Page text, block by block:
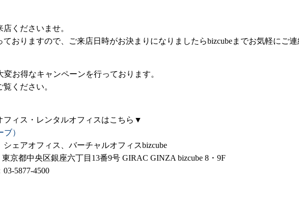
くださいませ。
ておりますので、ご来店日時がお決まりになりましたらbizcubeまでお気軽にご
変お得なキャンペーンを行っております。
覧ください。
フィス・レンタルオフィスはこちら▼
）
シェアオフィス、バーチャルオフィスbizcube
京都中央区銀座六丁目13番9号 GIRAC GINZA bizcube 8・9F
5877-4500